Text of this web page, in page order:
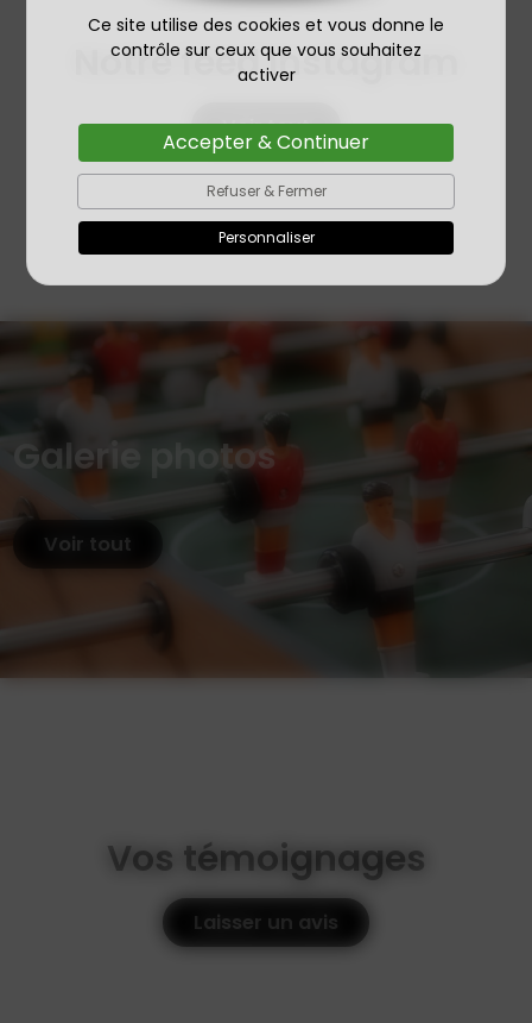
Ce site utilise des cookies et vous donne le
contrôle sur ceux que vous souhaitez
activer
Accepter & Continuer
Refuser & Fermer
Personnaliser
Notre feed Instagram
Voir tout
Galerie photos
Voir tout
Vos témoignages
Laisser un avis